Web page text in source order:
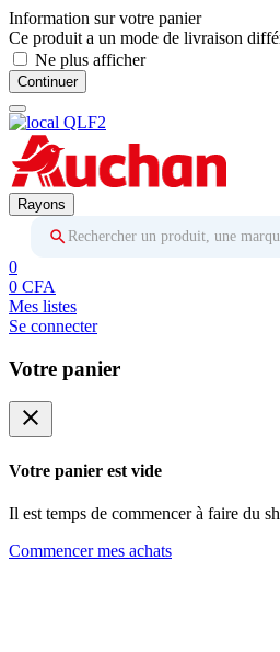
Information sur votre panier
Ce produit a un mode de livraison
Ne plus afficher
Continuer
Rayons
Rechercher un produit, une
0
0 CFA
Mes listes
Se connecter
Votre panier
close
Votre panier est vide
Il est temps de commencer à faire du
Commencer mes achats